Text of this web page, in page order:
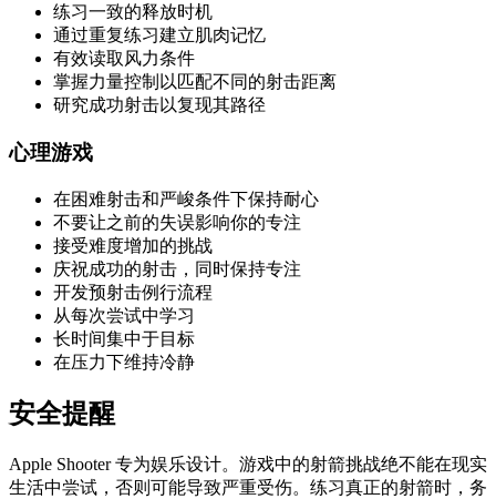
练习一致的释放时机
通过重复练习建立肌肉记忆
有效读取风力条件
掌握力量控制以匹配不同的射击距离
研究成功射击以复现其路径
心理游戏
在困难射击和严峻条件下保持耐心
不要让之前的失误影响你的专注
接受难度增加的挑战
庆祝成功的射击，同时保持专注
开发预射击例行流程
从每次尝试中学习
长时间集中于目标
在压力下维持冷静
安全提醒
Apple Shooter 专为娱乐设计。游戏中的射箭挑战绝不能在现实
生活中尝试，否则可能导致严重受伤。练习真正的射箭时，务